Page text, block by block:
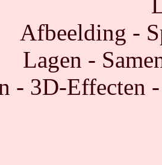
Afbeelding -
Lagen -
- 3D-Effecten